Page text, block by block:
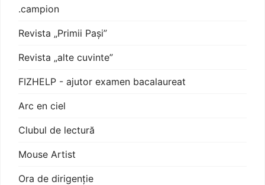
.campion
Revista „Primii Pași”
Revista „alte cuvinte”
FIZHELP - ajutor examen bacalaureat
Arc en ciel
Clubul de lectură
Mouse Artist
Ora de dirigenție